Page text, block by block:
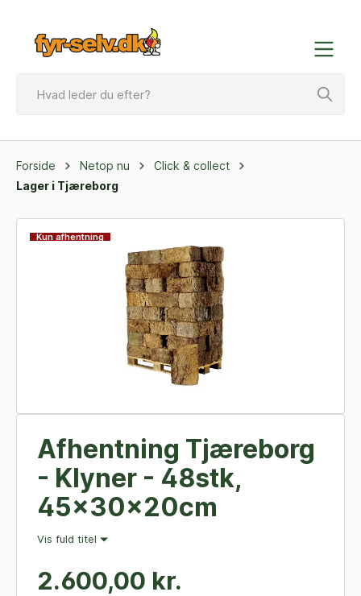
Forside Netop nu
Click & collect
Lager i Tjæreborg
Kun afhentning
Afhentning Tjæreborg
- Klyner - 48stk,
45x30x20cm
Vis fuld titel
2.600,00 kr.